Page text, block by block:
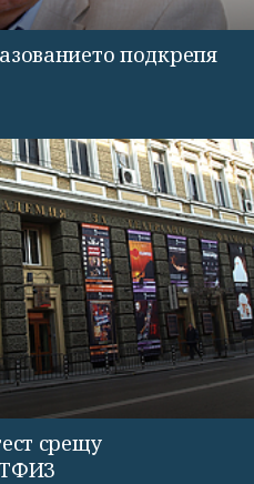
подкрепя
срещу